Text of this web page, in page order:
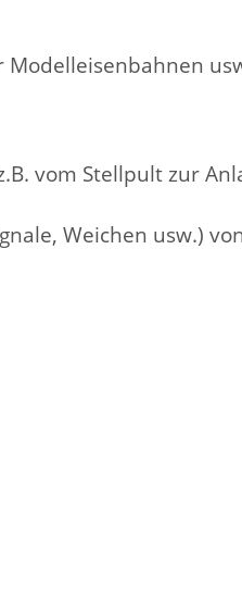
vom Stellpult zur
Weichen usw.)